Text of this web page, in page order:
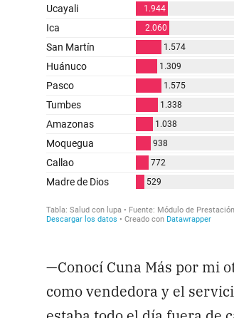
—Conocí Cuna Más por mi
como vendedora y el